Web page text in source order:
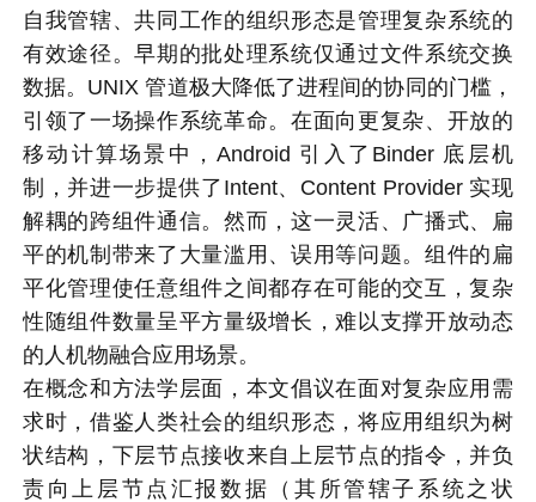
自我管辖、共同工作的组织形态是管理复杂系统的
有效途径。早期的批处理系统仅通过文件系统交换
数据。UNIX 管道极大降低了进程间的协同的门槛，
引领了一场操作系统革命。在面向更复杂、开放的
移动计算场景中，Android 引入了Binder 底层机
制，并进一步提供了Intent、Content Provider 实现
解耦的跨组件通信。然而，这一灵活、广播式、扁
平的机制带来了大量滥用、误用等问题。组件的扁
平化管理使任意组件之间都存在可能的交互，复杂
性随组件数量呈平方量级增长，难以支撑开放动态
的人机物融合应用场景。
在概念和方法学层面，本文倡议在面对复杂应用需
求时，借鉴人类社会的组织形态，将应用组织为树
状结构，下层节点接收来自上层节点的指令，并负
责向上层节点汇报数据（其所管辖子系统之状